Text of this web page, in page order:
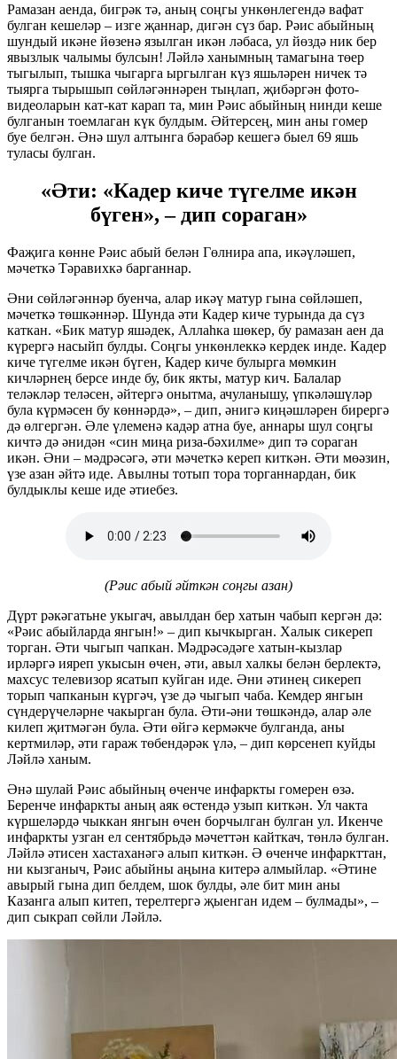
Рамазан аенда, бигрәк тә, аның соңгы ункөнлегендә вафат
булган кешеләр – изге җаннар, дигән сүз бар. Рәис абыйның
шундый икәне йөзенә язылган икән ләбаса, ул йөздә ник бер
явызлык чалымы булсын! Ләйлә ханымның тамагына төер
тыгылып, тышка чыгарга ыргылган күз яшьләрен ничек тә
тыярга тырышып сөйләгәннәрен тыңлап, җибәргән фото-
видеоларын кат-кат карап та, мин Рәис абыйның нинди кеше
булганын тоемлаган күк булдым. Әйтерсең, мин аны гомер
буе белгән. Әнә шул алтынга бәрабәр кешегә быел 69 яшь
туласы булган.
«Әти: «Кадер киче түгелме икән
бүген», – дип сораган»
Фаҗига көнне Рәис абый белән Гөлнира апа, икәүләшеп,
мәчеткә Тәравихкә барганнар.
Әни сөйләгәннәр буенча, алар икәү матур гына сөйләшеп,
мәчеткә төшкәннәр. Шунда әти Кадер киче турында да сүз
каткан. «Бик матур яшәдек, Аллаһка шөкер, бу рамазан аен да
күрергә насыйп булды. Соңгы ункөнлеккә кердек инде. Кадер
киче түгелме икән бүген, Кадер киче булырга мөмкин
кичләрнең берсе инде бу, бик якты, матур кич. Балалар
теләкләр теләсен, әйтергә онытма, ачуланышу, үпкәләшүләр
була күрмәсен бу көннәрдә», – дип, әнигә киңәшләрен бирергә
дә өлгергән. Әле үлеменә кадәр атна буе, аннары шул соңгы
кичтә дә әнидән «син миңа риза-бәхилме» дип тә сораган
икән. Әни – мәдрәсәгә, әти мәчеткә кереп киткән. Әти мөәзин,
үзе азан әйтә иде. Авылны тотып тора торганнардан, бик
булдыклы кеше иде әтиебез.
(Рәис абый әйткән соңгы азан)
Дүрт рәкәгатьне укыгач, авылдан бер хатын чабып кергән дә:
«Рәис абыйларда янгын!» – дип кычкырган. Халык сикереп
торган. Әти чыгып чапкан. Мәдрәсәдәге хатын-кызлар
ирләргә ияреп укысын өчен, әти, авыл халкы белән берлектә,
махсус телевизор ясатып куйган иде. Әни әтинең сикереп
торып чапканын күргәч, үзе дә чыгып чаба. Кемдер янгын
сүндерүчеләрне чакырган була. Әти-әни төшкәндә, алар әле
килеп җитмәгән була. Әти өйгә кермәкче булганда, аны
кертмиләр, әти гараж төбендәрәк үлә, – дип көрсенеп куйды
Ләйлә ханым.
Әнә шулай Рәис абыйның өченче инфаркты гомерен өзә.
Беренче инфаркты аның аяк өстендә узып киткән. Ул чакта
күршеләрдә чыккан янгын өчен борчылган булган ул. Икенче
инфаркты узган ел сентябрьдә мәчеттән кайткач, төнлә булган.
Ләйлә әтисен хастаханәгә алып киткән. Ә өченче инфаркттан,
ни кызганыч, Рәис абыйны аңына китерә алмыйлар. «Әтине
авырый гына дип белдем, шок булды, әле бит мин аны
Казанга алып китеп, терелтергә җыенган идем – булмады», –
дип сыкрап сөйли Ләйлә.